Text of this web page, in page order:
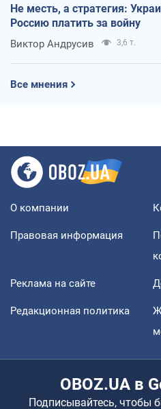
Не месть, а стратегия:
Россию платить за войну
Виктор Андрусив 3,6 т.
Все мнения
О компании
Правовая информация
Реклама на сайте
Редакционная политика
OBOZ.UA в
Подписывайтесь, чтобы